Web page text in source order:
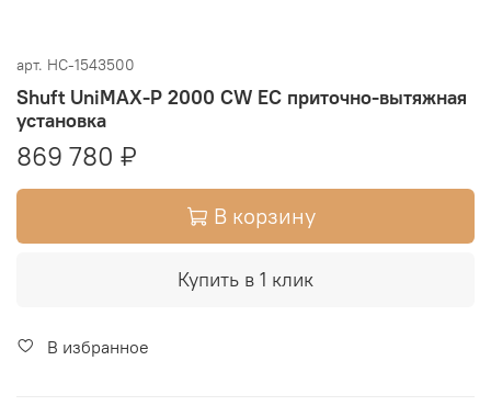
арт. НС-1543500
Shuft UniMAX-P 2000 CW EC приточно-вытяжная
установка
869 780 ₽
В корзину
Купить в 1 клик
В избранное